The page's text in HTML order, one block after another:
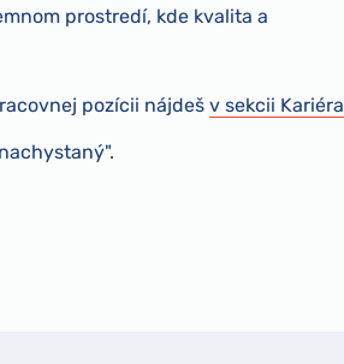
prostredí, kde kvalita a
pozícii nájdeš v sekcii Kariéra